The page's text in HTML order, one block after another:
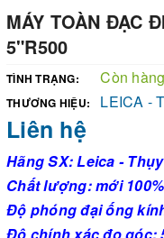
MÁY TOÀN ĐẠC
5"R500
TÌNH TRẠNG: Còn hàng
THƯƠNG HIỆU: LEICA -
Liên hệ
Hãng SX: Leica -
Chất lượng: mới 100%
Độ phóng đại ống